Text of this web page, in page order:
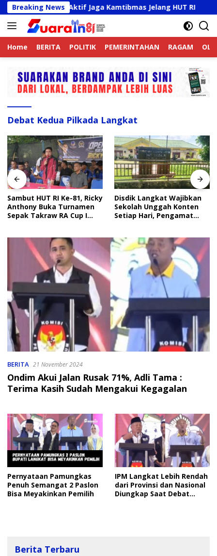
Langsung
ke
konten
Breaking News
Online Aktif Jaga Kamtibmas Jelang HUT RI
Home BERITA POLITIK PEMERINTAHAN RAGAM
Debat Kedua Pilkada Langkat
Sambut HUT RI Ke-81, Ricky
Anthony Buka Turnamen
Sepak Takraw RA Cup I
Disdik Langkat Wajibkan
Sekolah Unggah Konten
Setiap Hari, Pengamat
BERITA 21 November 2024
Ondim Akui Jalan Rusak 71%, Adli Tama :
Terima Kasih Sudah Mengakui Kegagalan
Pernyataan Pamungkas
Penuh Semangat 2 Paslon
Bisa Meyakinkan Pemilih
IPM Langkat Lebih Rendah
dari Provinsi dan Nasional
Diungkap Saat Debat
Berita Terbaru